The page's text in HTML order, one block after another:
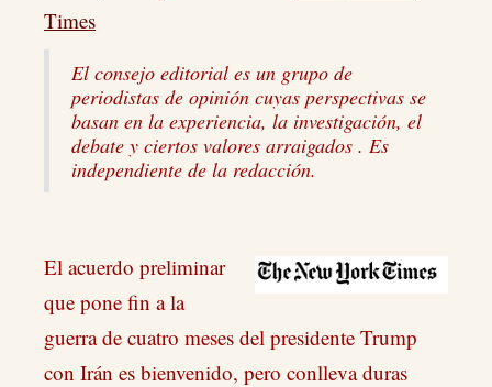
Times
El consejo editorial es un grupo de
periodistas de opinión cuyas perspectivas se
basan en la experiencia, la investigación, el
debate y ciertos valores arraigados . Es
independiente de la redacción.
El acuerdo preliminar
que pone fin a la
guerra de cuatro meses del presidente Trump
con Irán es bienvenido, pero conlleva duras